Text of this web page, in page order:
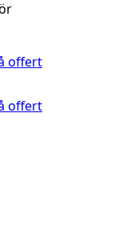
offert
offert